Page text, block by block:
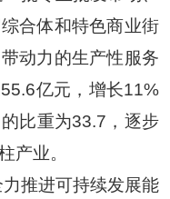
合体和特色商业街
动力的生产性服务
55.6亿元，增长11%
比重为33.7 ，逐步
产业。
力推进可持续发展能